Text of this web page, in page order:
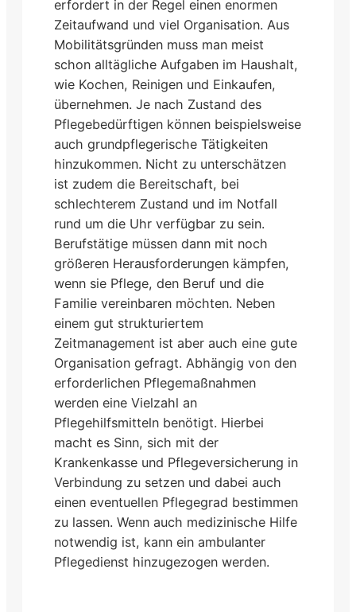
erfordert in der Regel einen enormen
Zeitaufwand und viel Organisation. Aus
Mobilitätsgründen muss man meist
schon alltägliche Aufgaben im Haushalt,
wie Kochen, Reinigen und Einkaufen,
übernehmen. Je nach Zustand des
Pflegebedürftigen können beispielsweise
auch grundpflegerische Tätigkeiten
hinzukommen. Nicht zu unterschätzen
ist zudem die Bereitschaft, bei
schlechterem Zustand und im Notfall
rund um die Uhr verfügbar zu sein.
Berufstätige müssen dann mit noch
größeren Herausforderungen kämpfen,
wenn sie Pflege, den Beruf und die
Familie vereinbaren möchten. Neben
einem gut strukturiertem
Zeitmanagement ist aber auch eine gute
Organisation gefragt. Abhängig von den
erforderlichen Pflegemaßnahmen
werden eine Vielzahl an
Pflegehilfsmitteln benötigt. Hierbei
macht es Sinn, sich mit der
Krankenkasse und Pflegeversicherung in
Verbindung zu setzen und dabei auch
einen eventuellen Pflegegrad bestimmen
zu lassen. Wenn auch medizinische Hilfe
notwendig ist, kann ein ambulanter
Pflegedienst hinzugezogen werden.